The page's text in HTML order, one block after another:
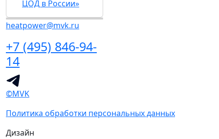
ЦОД в России»
heatpower@mvk.ru
+7 (495) 846-94-
14
©MVK
Политика обработки персональных данных
Дизайн